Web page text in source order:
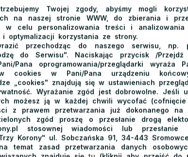
czytaj więcej
DODANO:24.07.2023
Szlak na
turystów
Twojej zgody, abyśmy mogli
na naszej stronie WWW, do zbierania i
w celu personalizowania treści i
optymalizacji korzystania ze strony.
przechodząc do naszego serwisu, np.
do Serwisu". Naciskając przycisk /
Pana oprogramowania/przeglądarki wyraża
cookies w Pani/Pana urządzeniu
„cookies" znajdują się w ustawieniach
Wyrażanie zgód jest dobrowolne. Jeśli
możesz ją w każdej chwili wycofać
z prawem przetwarzania już dokonanego na
zgód proszę o przesłanie drogą
stosownej wiadomości lub
Korony" ul. Sobczańska 91, 34-443
temat zasad przetwarzania danych